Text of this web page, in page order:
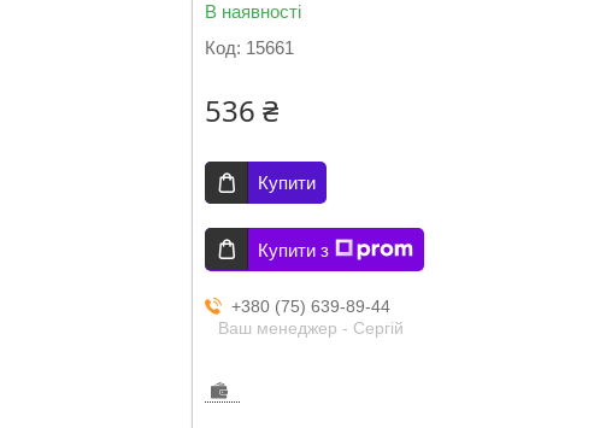
В наявності
Код: 15661
536 ₴
Купити
Купити з
+380 (75) 639-89-44
Ваш менеджер - Сергій